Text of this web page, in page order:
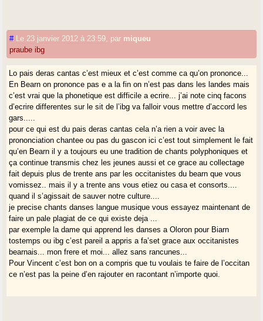
# Le 23 janvier 2012 à 23:59 par miqueu
praube ibg
Lo pais deras cantas c’est mieux et c’est comme ca qu’on prononce...
En Bearn on prononce pas e a la fin on n’est pas dans les landes mais
c’est vrai que la phonetique est difficile a ecrire... j’ai note cinq facons
d’ecrire differentes sur le sit de l’ibg va falloir vous mettre d’accord les
gars.....
pour ce qui est du pais deras cantas cela n’a rien a voir avec la
prononciation chantee ou pas du gascon ici c’est tout simplement le fait
qu’en Bearn il y a toujours eu une tradition de chants polyphoniques et
ça continue transmis chez les jeunes aussi et ce grace au collectage
fait depuis plus de trente ans par les occitanistes du bearn que vous
vomissez.. mais il y a trente ans vous etiez ou casa et consorts....
quand il s’agissait de sauver notre culture....
je precise chants danses langue musique vous essayez maintenant de
faire un pale plagiat de ce qui existe deja ...
par exemple la dame qui apprend les danses a Oloron pour Biarn
tostemps ou ibg c’est pareil a appris a fa’set grace aux occitanistes
bearnais... mon frere et moi... allez sans rancunes...
Pour Vincent c’est bon on a compris que tu voulais te faire de l’occitan
ce n’est pas la peine d’en rajouter en racontant n’importe quoi.